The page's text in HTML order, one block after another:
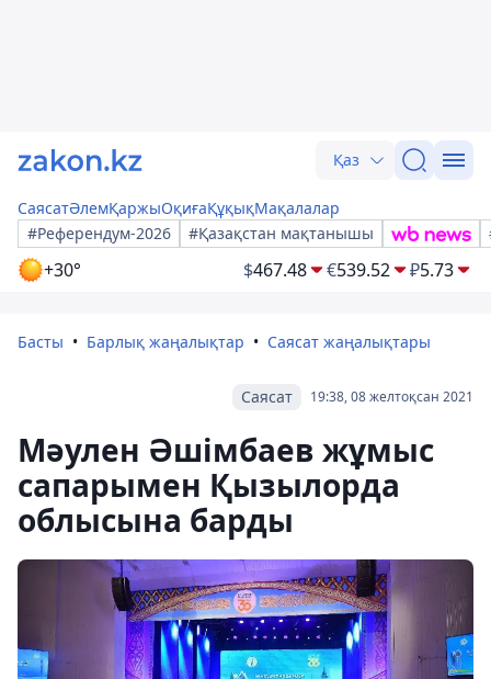
Қаз
СаясатӘлемҚаржыОқиғаҚұқықМақалалар
#Референдум-2026
#Қазақстан мақтанышы
+30° $467.48 €539.52 ₽5.73
Басты Барлық жаңалықтар Саясат жаңалықтары
19:38, 08 желтоқсан 2021
Саясат
Мәулен Әшімбаев жұмыс
сапарымен Қызылорда
облысына барды